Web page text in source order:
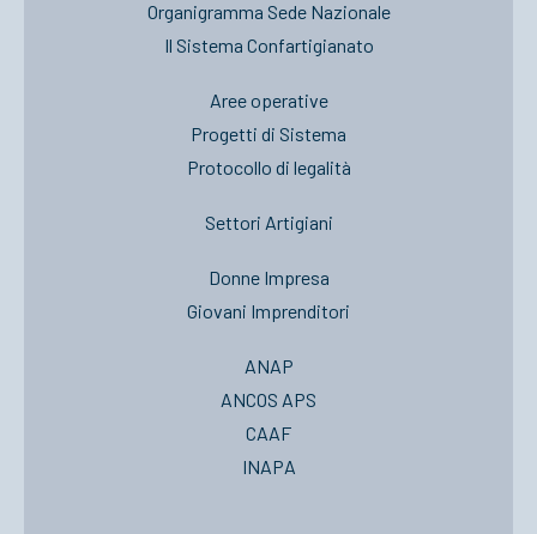
Organigramma Sede Nazionale
Il Sistema Confartigianato
Aree operative
Progetti di Sistema
Protocollo di legalità
Settori Artigiani
Donne Impresa
Giovani Imprenditori
ANAP
ANCOS APS
CAAF
INAPA